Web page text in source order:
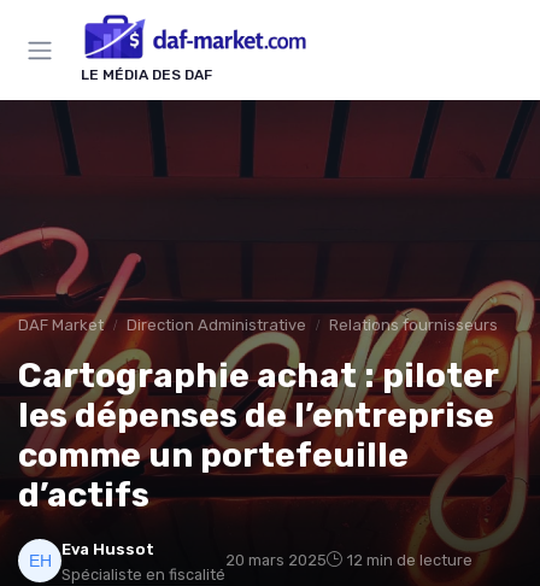
LE MÉDIA DES DAF
DAF Market Direction Administrative Relations fournisseurs
Cartographie achat : piloter
les dépenses de l’entreprise
comme un portefeuille
d’actifs
Eva Hussot
Spécialiste en fiscalité
20 mars 2025 12 min de lecture
Panneau de gestion des cookies